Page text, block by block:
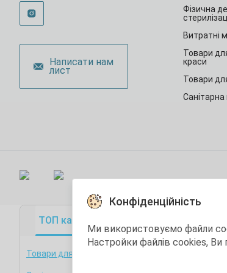
Написати нам
лист
Фізична
Витратні
Товари
краси
Товари
Санітарна
Конфіденційність
Ми використовуємо файли
Настройки файлів cookies, Ви
ТОП категорії
Товари для медзакладів